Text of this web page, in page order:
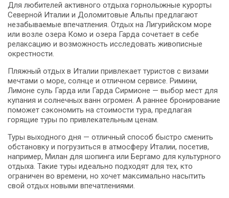
Для любителей активного отдыха горнолыжные курорты
Северной Италии и Доломитовые Альпы предлагают
незабываемые впечатления. Отдых на Лигурийском море
или возле озера Комо и озера Гарда сочетает в себе
релаксацию и возможность исследовать живописные
окрестности.
Пляжный отдых в Италии привлекает туристов с визами
мечтами о море, солнце и отличном сервисе. Римини,
Лимоне суль Гарда или Гарда Сирмионе — выбор мест для
купания и солнечных ванн огромен. А раннее бронирование
поможет сэкономить на стоимости тура, предлагая
горящие туры по привлекательным ценам.
Туры выходного дня — отличный способ быстро сменить
обстановку и погрузиться в атмосферу Италии, посетив,
например, Милан для шопинга или Бергамо для культурного
отдыха. Такие туры идеально подходят для тех, кто
ограничен во времени, но хочет максимально насытить
свой отдых новыми впечатлениями.